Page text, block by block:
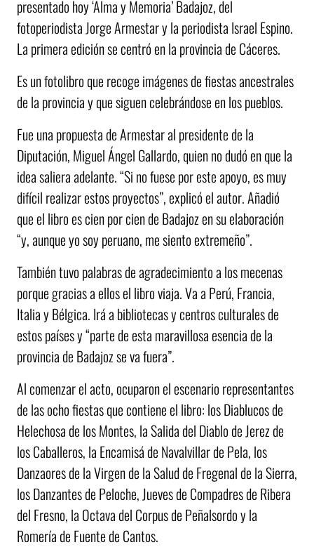
presentado hoy ‘Alma y Memoria’ Badajoz, del
fotoperiodista Jorge Armestar y la periodista Israel Espino.
La primera edición se centró en la provincia de Cáceres.
Es un fotolibro que recoge imágenes de fiestas ancestrales
de la provincia y que siguen celebrándose en los pueblos.
Fue una propuesta de Armestar al presidente de la
Diputación, Miguel Ángel Gallardo, quien no dudó en que la
idea saliera adelante. “Si no fuese por este apoyo, es muy
difícil realizar estos proyectos”, explicó el autor. Añadió
que el libro es cien por cien de Badajoz en su elaboración
“y, aunque yo soy peruano, me siento extremeño”.
También tuvo palabras de agradecimiento a los mecenas
porque gracias a ellos el libro viaja. Va a Perú, Francia,
Italia y Bélgica. Irá a bibliotecas y centros culturales de
estos países y “parte de esta maravillosa esencia de la
provincia de Badajoz se va fuera”.
Al comenzar el acto, ocuparon el escenario representantes
de las ocho fiestas que contiene el libro: los Diablucos de
Helechosa de los Montes, la Salida del Diablo de Jerez de
los Caballeros, la Encamisá de Navalvillar de Pela, los
Danzaores de la Virgen de la Salud de Fregenal de la Sierra,
los Danzantes de Peloche, Jueves de Compadres de Ribera
del Fresno, la Octava del Corpus de Peñalsordo y la
Romería de Fuente de Cantos.